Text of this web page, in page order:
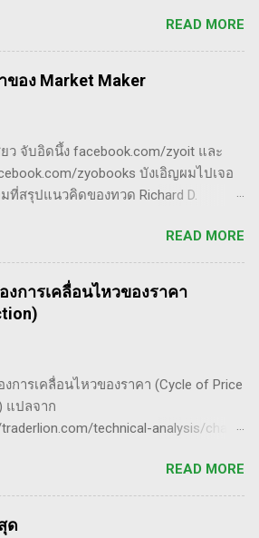
งของ เพราะเขาจะตบขึ้น/ลงเพื่อให้เม่า
น ยิ่งมีเยอะยิ่งน่าสนใจ gap ประเภทนี้มัก
ลงมาปิดในเวลาอีกไม่นาน เพราะราคายัง
double three Breakaway gap เป็นการ
ข้ามเวฟสอง...
ำการบ้านอย่างหนักทุกคืน จะให้ผล
เป็นผลกำไรมหาศาลเป็นล้านๆ เมื่อรวม
พิสูจน์ได้ การบ้าน และความอดทนเข้า
ติดตามข่าวสาร การวิเคราะห์ทางเทคนิค
ยพื้นฐาน การสแกนหุ้นที่มีศักยภาพเป็นผู้
นาคต การลงรายละเอียดในการวิเคราะห์
ที่เหมาะสมในการเข้าเทรด . - วิธีการที่
วว่าทำเงินได้จริงและทำซ้ำได้ตลอด
การมีระบบหรือกลยุทธ์ที่ชัดเจนในการ
นสิ่งสำคัญ เพราะจะช่วยให้คุณไม่หลงลืม
การรอคอยและไม่รีบร้อนถือเป็น
ติที่สำคัญในนักเทรด ความอดทนช่วยให้
รถทนต่อความผันผวนของตลาดและรอ
READ MORE
อง Market Maker
ยว จับอิดนึ้ง facebook.com/zyoit และ
zyobooks บังเอิญผมไปเจอ
ที่สรุปแนวคิดของทวด Richard D.
เลยอดตื่นใจไม่ได้กับข้อมูลที่เขาเขียนถึง "
Operate " ซึีงผมตีความว่ามัน
" ขั้นตอนการทำราคาของ Market Maker "
แกนคร่าวๆแล้วก็รู้สึกว่าน่าสนใจ เลย
มแปลให้ตัวเองรู้เรื่อง แม้ว่าภาษาของแกจะ
ดับที่ตัวผมเองเข้าถึงยากมาก แต่ก็ด้วย
ม่เป๊ะตามใจความที่เขาพยายามสื่อ แต่ก็
เห็นภาพได้ในระดับหนึ่งครับ ใครที่ภาษา
ล่องๆ ก็ไปอ่านต้นฉบับได้ที่ลิ้งค์นี้นะ
book-review-of-stock-market-
number-one-by-richard-d-wyckoff/
ารทำราคาของ Market Maker 1) เลือก
READ MORE
งการเคลื่อนไหวของราคา
งการเคลื่อนไหวของราคา (Cycle of Price
แปลจาก
technical-analysis/chart-
Kell เป็นนักเทรดที่ประสบความสำเร็จอย่าง
ดยเขาทำผลตอบแทนได้ถึง 941% ในการ
รด U.S. Investing Championship ปี
READ MORE
ด